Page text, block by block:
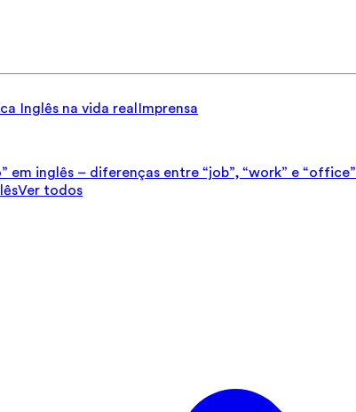
Inglês na vida real Imprensa
em inglês – diferenças entre “job”, “work” e “office”
Ver todos